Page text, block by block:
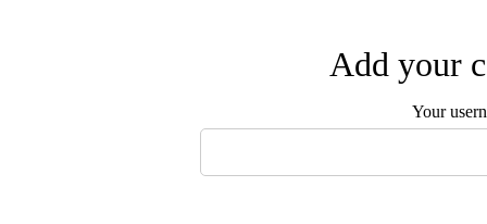
Add your
Your